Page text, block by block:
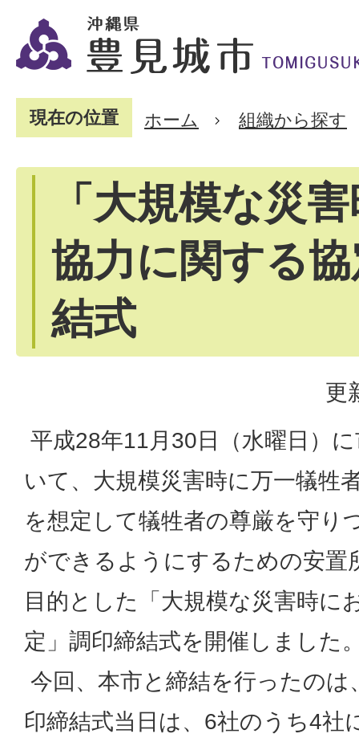
現在の位置 ホーム 組織から探す
「大規模な災
協力に関する
結式
更
平成28年11月30日（水曜日）
いて、大規模災害時に万一犠牲
を想定して犠牲者の尊厳を守り
ができるようにするための安置
目的とした「大規模な災害時に
定」調印締結式を開催しました
今回、本市と締結を行ったのは
印締結式当日は、6社のうち4社